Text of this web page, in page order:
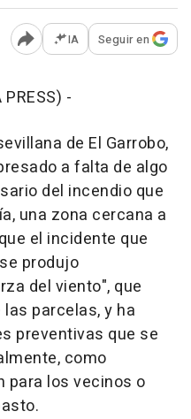
Abrir opciones para
IA Seguir en
-
de El Garrobo,
a falta de algo
del incendio que
una zona cercana a
el incidente que
produjo
del viento", que
parcelas, y ha
preventivas que se
como
para los vecinos o